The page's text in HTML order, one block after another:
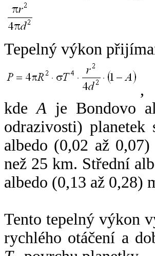
Tepelný výkon
,
kdeA je Bondovo
odrazivosti)
albedo (0,02 až
než 25 km. Střední
albedo (0,13 až 0,28)
Tento tepelný výkon
rychlého otáčení a